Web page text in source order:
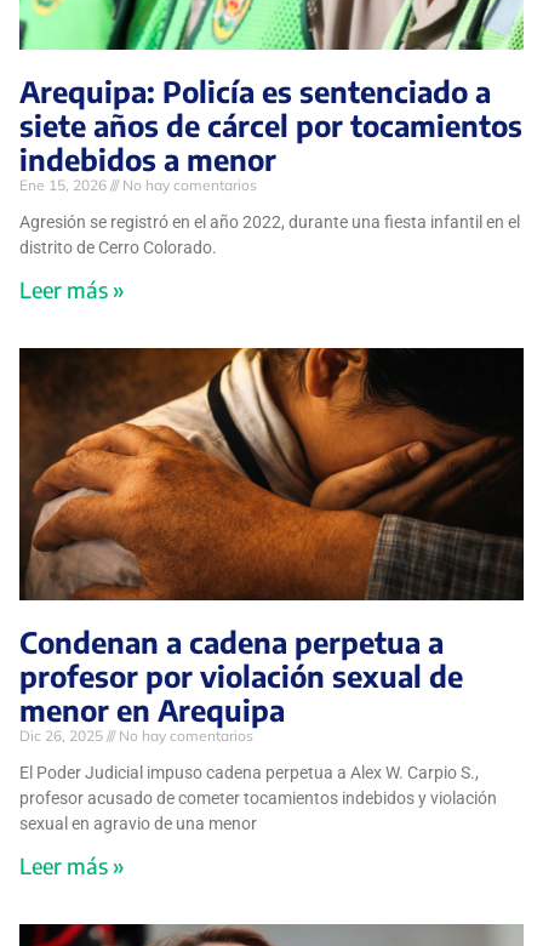
Arequipa: Policía es sentenciado a
siete años de cárcel por tocamientos
indebidos a menor
Ene 15, 2026 No hay comentarios
Agresión se registró en el año 2022, durante una fiesta infantil en el
distrito de Cerro Colorado.
Leer más »
Condenan a cadena perpetua a
profesor por violación sexual de
menor en Arequipa
Dic 26, 2025 No hay comentarios
El Poder Judicial impuso cadena perpetua a Alex W. Carpio S.,
profesor acusado de cometer tocamientos indebidos y violación
sexual en agravio de una menor
Leer más »